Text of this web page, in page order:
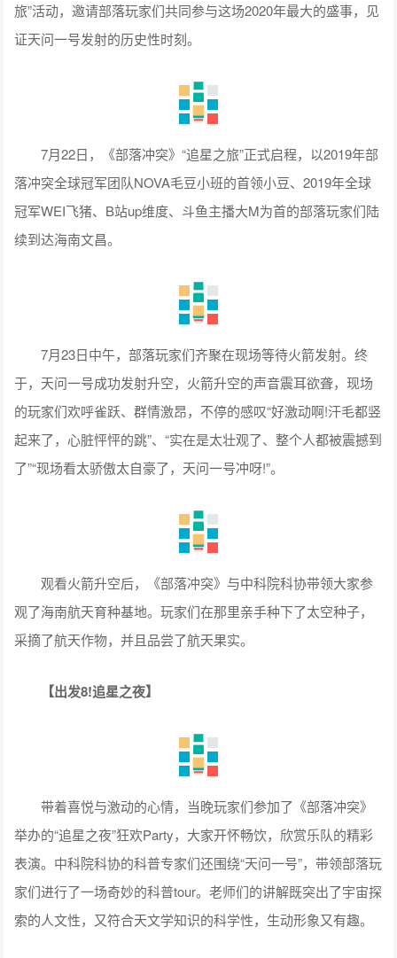
旅”活动，邀请部落玩家们共同参与这场2020年最大的盛事，见
证天问一号发射的历史性时刻。
7月22日，《部落冲突》“追星之旅”正式启程，以2019年部
落冲突全球冠军团队NOVA毛豆小班的首领小豆、2019年全球
冠军WEI飞猪、B站up维度、斗鱼主播大M为首的部落玩家们陆
续到达海南文昌。
7月23日中午，部落玩家们齐聚在现场等待火箭发射。终
于，天问一号成功发射升空，火箭升空的声音震耳欲聋，现场
的玩家们欢呼雀跃、群情激昂，不停的感叹“好激动啊!汗毛都竖
起来了，心脏怦怦的跳”、“实在是太壮观了、整个人都被震撼到
了”“现场看太骄傲太自豪了，天问一号冲呀!”。
观看火箭升空后，《部落冲突》与中科院科协带领大家参
观了海南航天育种基地。玩家们在那里亲手种下了太空种子，
采摘了航天作物，并且品尝了航天果实。
【出发8!追星之夜】
带着喜悦与激动的心情，当晚玩家们参加了《部落冲突》
举办的“追星之夜”狂欢Party，大家开怀畅饮，欣赏乐队的精彩
表演。中科院科协的科普专家们还围绕“天问一号”，带领部落玩
家们进行了一场奇妙的科普tour。老师们的讲解既突出了宇宙探
索的人文性，又符合天文学知识的科学性，生动形象又有趣。